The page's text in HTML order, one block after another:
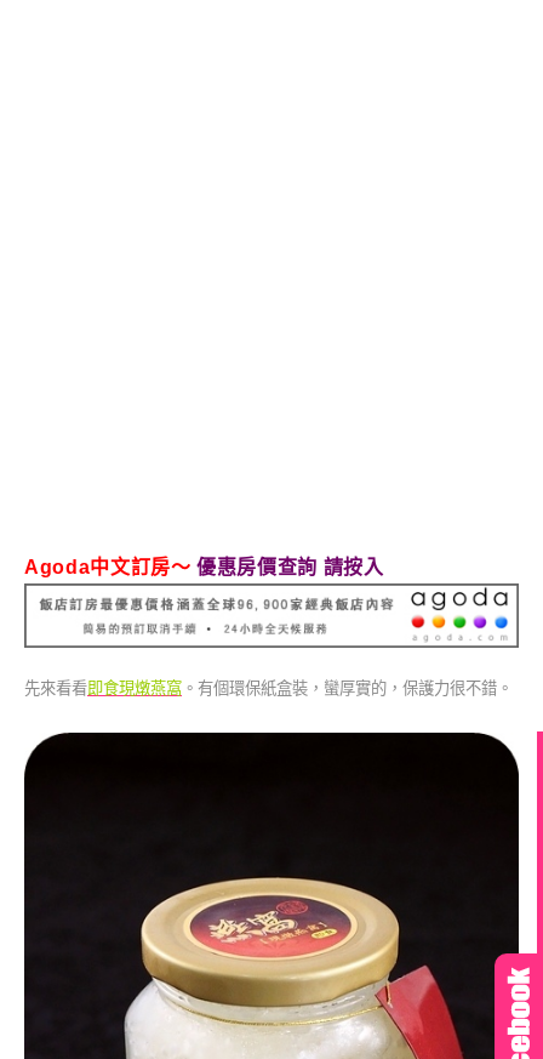
Agoda中文訂房～ 優惠房價查詢 請按入
先來看看即食現燉燕窩 。有個環保紙盒裝，蠻厚實的，保護力很不錯。